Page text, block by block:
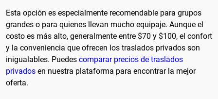
Esta opción es especialmente recomendable para grupos
grandes o para quienes llevan mucho equipaje. Aunque el
costo es más alto, generalmente entre $70 y $100, el confort
y la conveniencia que ofrecen los traslados privados son
inigualables. Puedes comparar precios de traslados
privados en nuestra plataforma para encontrar la mejor
oferta.